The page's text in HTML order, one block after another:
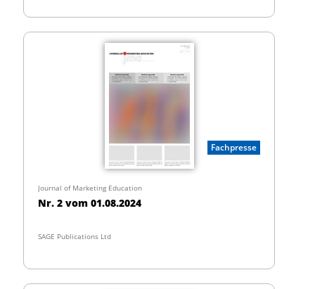
Fachpresse
Journal of Marketing Education
Nr. 2 vom 01.08.2024
SAGE Publications Ltd